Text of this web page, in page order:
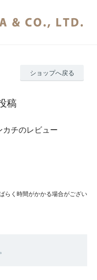
ショップへ戻る
稿
カチのレビュー
らく時間がかかる場合がござい